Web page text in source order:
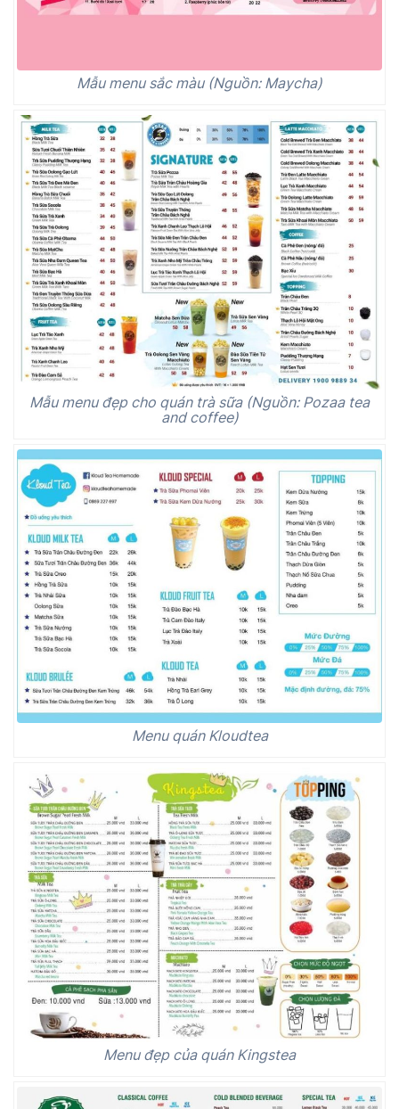
Mẫu menu sắc màu (Nguồn: Maycha)
Mẫu menu đẹp cho quán trà sữa (Nguồn: Pozaa tea
and coffee)
Menu quán Kloudtea
Menu đẹp của quán Kingstea